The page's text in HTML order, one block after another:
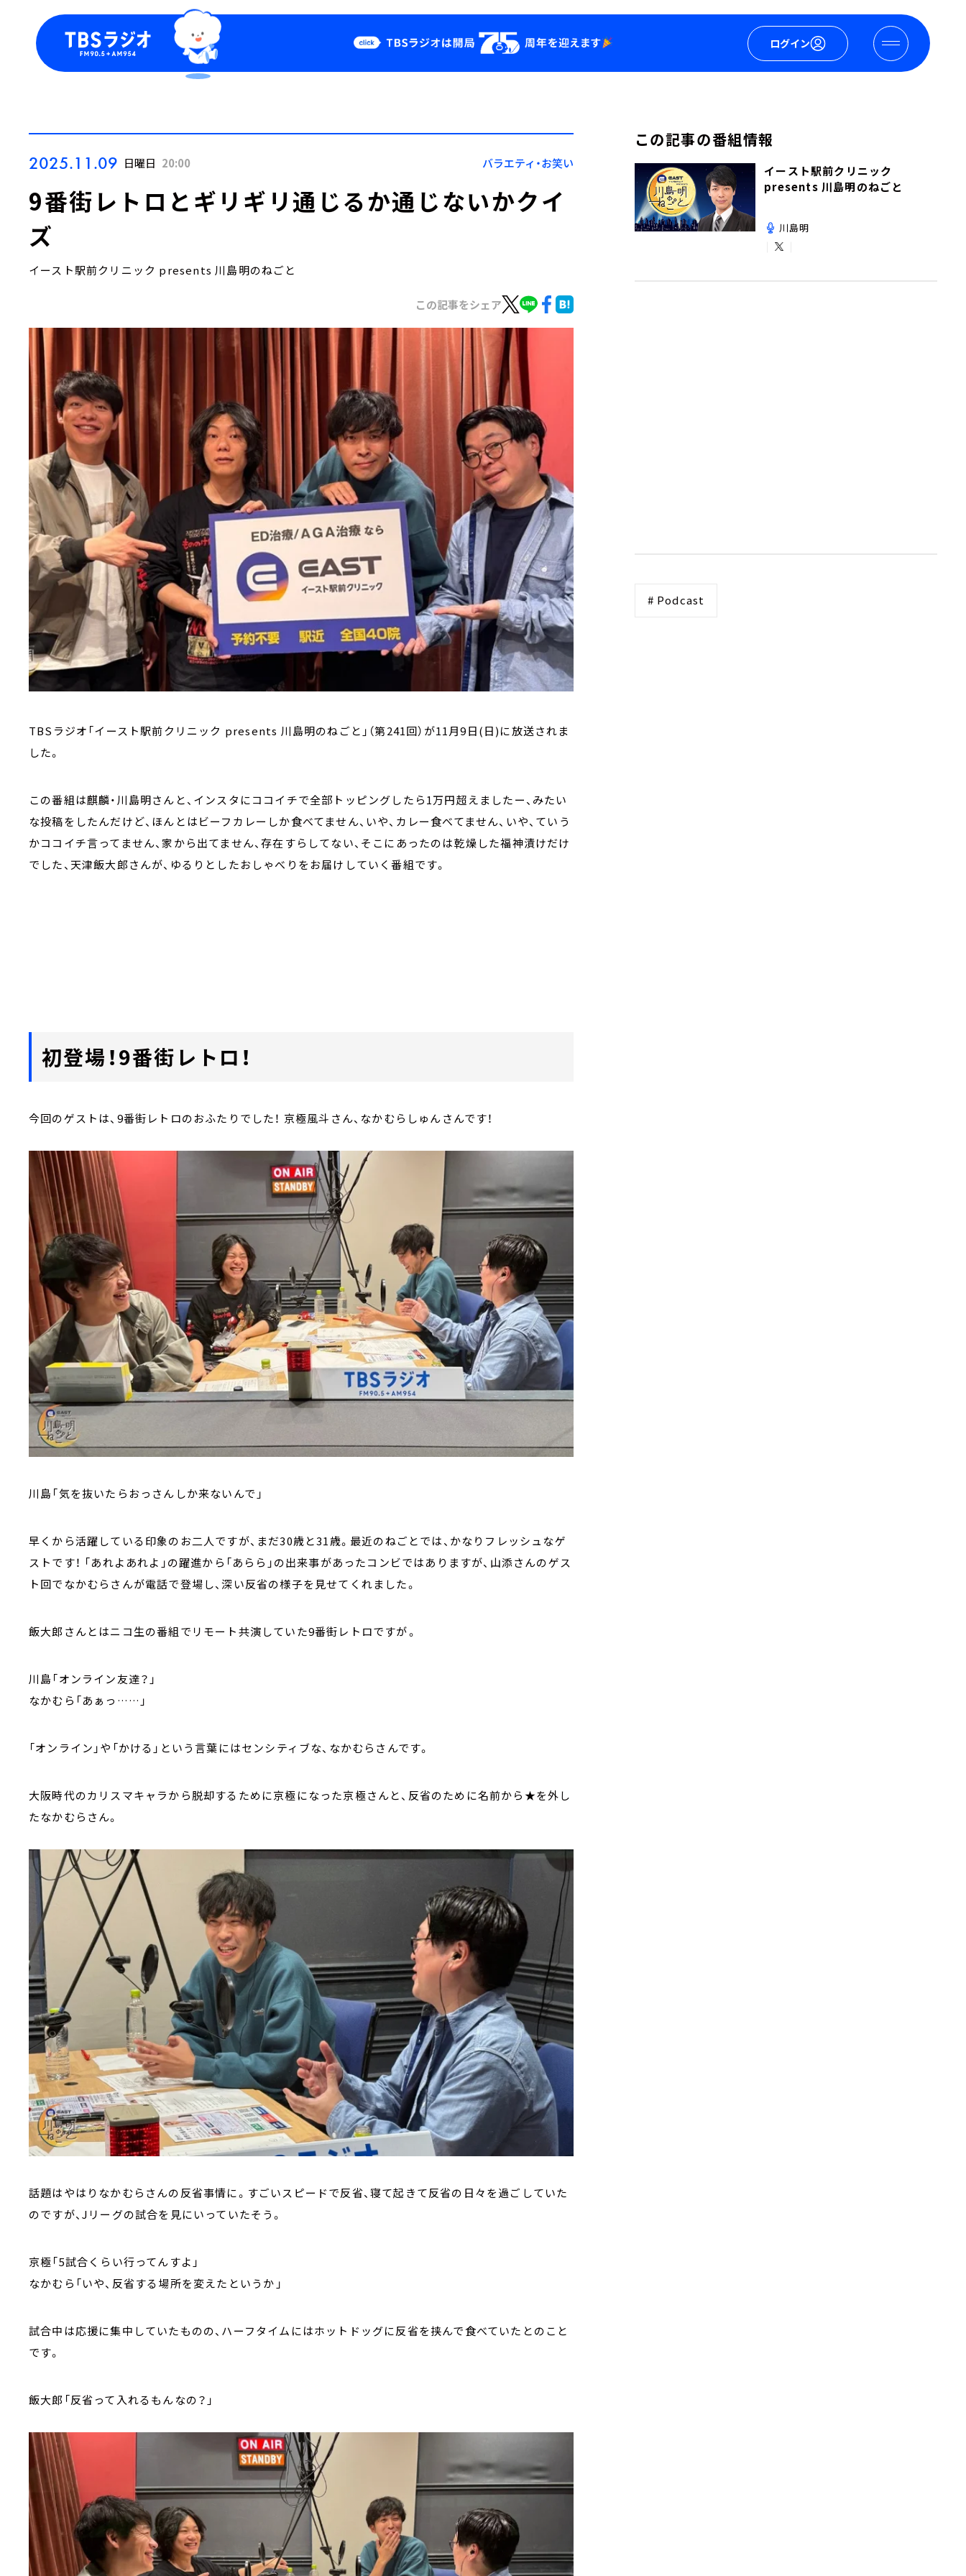
ログイン
Podcast
YouTube
会社情報
2025.11.09 日曜日 20:00 バラエティ・お笑い
9番街レトロとギリギリ通じるか通じないかクイ
ズ
イースト駅前クリニック presents 川島明のねごと
この記事をシェア
TBSラジオ「イースト駅前クリニック presents 川島明のねごと」（第241回）が11月9日(日)に放送されま
した。
この番組は麒麟・川島明さんと、インスタにココイチで全部トッピングしたら1万円超えましたー、みたい
な投稿をしたんだけど、ほんとはビーフカレーしか食べてません、いや、カレー食べてません、いや、ていう
かココイチ言ってません、家から出てません、存在すらしてない、そこにあったのは乾燥した福神漬けだけ
でした、天津飯大郎さんが、ゆるりとしたおしゃべりをお届けしていく番組です。
初登場！9番街レトロ！
今回のゲストは、9番街レトロのおふたりでした！ 京極風斗さん、なかむらしゅんさんです！
川島「気を抜いたらおっさんしか来ないんで――」
早くから活躍している印象のお二人ですが、まだ30歳と31歳。最近のねごとでは、かなりフレッシュなゲ
ストです！ 「あれよあれよ」の躍進から「あらら」の出来事があったコンビではありますが、山添さんのゲス
ト回でなかむらさんが電話で登場し、深い反省の様子を見せてくれました。
飯大郎さんとはニコ生の番組でリモート共演していた9番街レトロですが――。
川島「オンライン友達？」
なかむら「あぁっ……」
「オンライン」や「かける」という言葉にはセンシティブな、なかむらさんです。
大阪時代のカリスマキャラから脱却するために京極になった京極さんと、反省のために名前から★を外し
たなかむらさん。
話題はやはりなかむらさんの反省事情に。すごいスピードで反省、寝て起きて反省の日々を過ごしていた
のですが、Jリーグの試合を見にいっていたそう。
京極「5試合くらい行ってんすよ」
なかむら「いや、反省する場所を変えたというか――」
試合中は応援に集中していたものの、ハーフタイムにはホットドッグに反省を挟んで食べていたとのこと
です。
飯大郎「反省って入れるもんなの？」
この記事の番組情報
イースト駅前クリニック
presents 川島明のねごと
川島明
# Podcast